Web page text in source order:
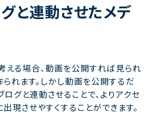
と連動させたメデ
る場合、動画を公開すれば見られ
れます。しかし動画を公開するだ
ログと連動させることで、よりアクセ
現させやすくすることができます。